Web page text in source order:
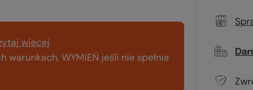
więcej
warunkach, WYMIEŃ jeśli nie spełnia